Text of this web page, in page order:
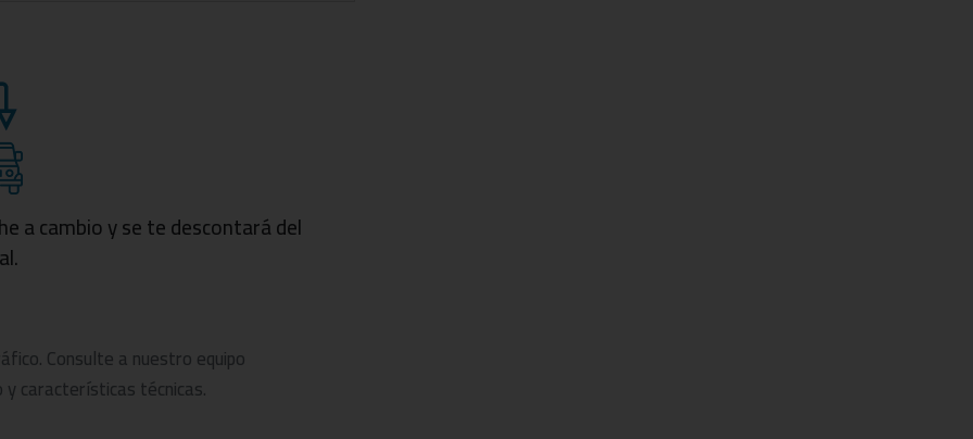
y personalizado.
y puede contener errores. Oferta
a cambio y se te descontará del
Consulte a nuestro equipo
características técnicas.